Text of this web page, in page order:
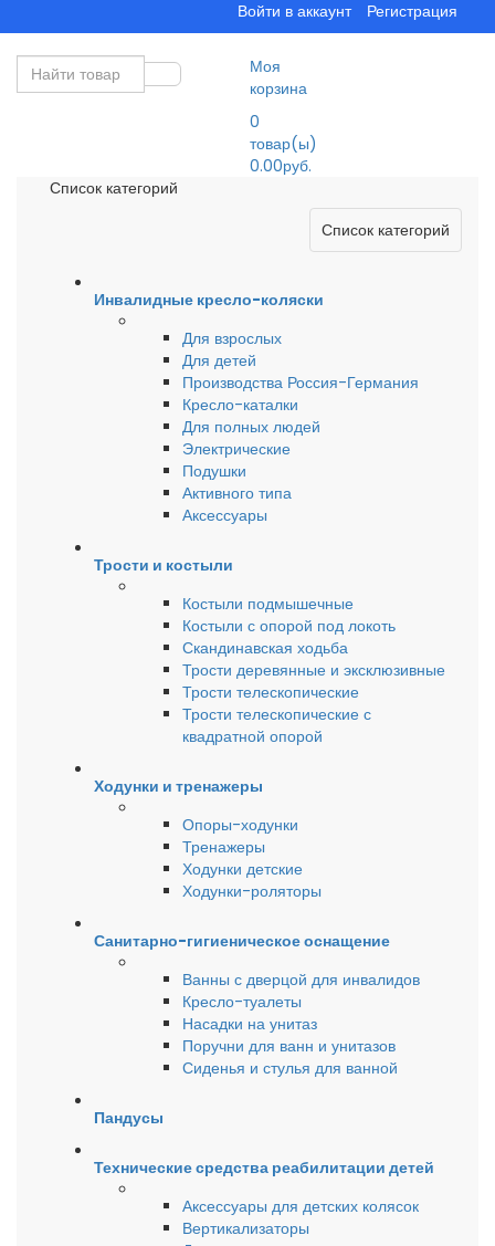
Войти в аккаунт Регистрация
Моя
корзина
0
товар(ы)
0.00руб.
Список категорий
Список категорий
Инвалидные кресло-коляски
Для взрослых
Для детей
Производства Россия-Германия
Кресло-каталки
Для полных людей
Электрические
Подушки
Активного типа
Аксессуары
Трости и костыли
Костыли подмышечные
Костыли с опорой под локоть
Скандинавская ходьба
Трости деревянные и эксклюзивные
Трости телескопические
Трости телескопические с
квадратной опорой
Ходунки и тренажеры
Опоры-ходунки
Тренажеры
Ходунки детские
Ходунки-роляторы
Санитарно-гигиеническое оснащение
Ванны с дверцой для инвалидов
Кресло-туалеты
Насадки на унитаз
Поручни для ванн и унитазов
Сиденья и стулья для ванной
Пандусы
Технические средства реабилитации детей
Аксессуары для детских колясок
Вертикализаторы